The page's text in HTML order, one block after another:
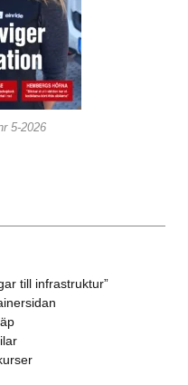
5-2026
till infrastruktur”